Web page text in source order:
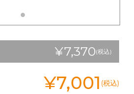
¥7,370(税込)
¥7,001 (税込)